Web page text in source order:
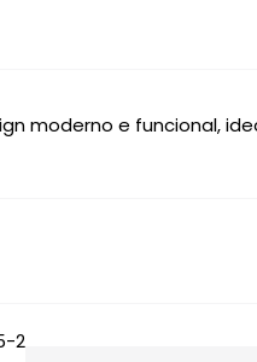
moderno e funcional,
2